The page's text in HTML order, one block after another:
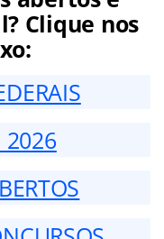
Clique nos
2026